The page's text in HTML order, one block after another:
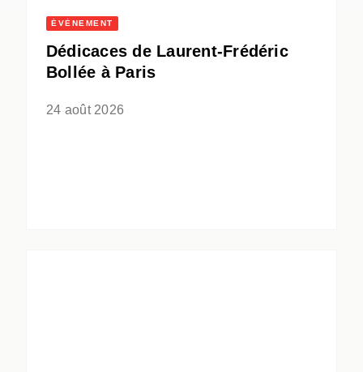
ÉVÈNEMENT
Dédicaces de Laurent-Frédéric
Bollée à Paris
24 août 2026